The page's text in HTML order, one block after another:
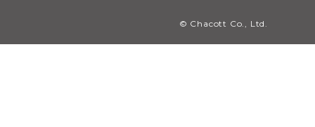
© Chacott Co., Ltd.